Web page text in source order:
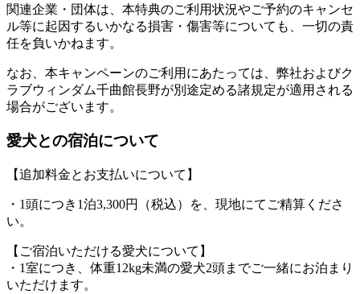
関連企業・団体は、本特典のご利用状況やご予約のキャンセ
ル等に起因するいかなる損害・傷害等についても、一切の責
任を負いかねます。
なお、本キャンペーンのご利用にあたっては、弊社およびク
ラブウィンダム千曲館長野が別途定める諸規定が適用される
場合がございます。
愛犬との宿泊について
【追加料金とお支払いについて】
・1頭につき1泊3,300円（税込）を、現地にてご精算くださ
い。
【ご宿泊いただける愛犬について】
・1室につき、体重12kg未満の愛犬2頭までご一緒にお泊まり
いただけます。